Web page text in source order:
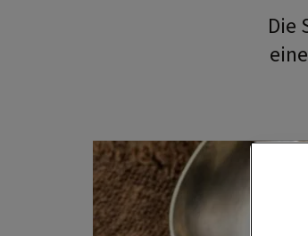
Die